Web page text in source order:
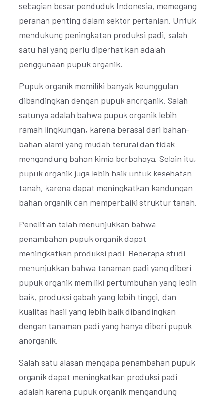
sebagian besar penduduk Indonesia, memegang
peranan penting dalam sektor pertanian. Untuk
mendukung peningkatan produksi padi, salah
satu hal yang perlu diperhatikan adalah
penggunaan pupuk organik.
Pupuk organik memiliki banyak keunggulan
dibandingkan dengan pupuk anorganik. Salah
satunya adalah bahwa pupuk organik lebih
ramah lingkungan, karena berasal dari bahan-
bahan alami yang mudah terurai dan tidak
mengandung bahan kimia berbahaya. Selain itu,
pupuk organik juga lebih baik untuk kesehatan
tanah, karena dapat meningkatkan kandungan
bahan organik dan memperbaiki struktur tanah.
Penelitian telah menunjukkan bahwa
penambahan pupuk organik dapat
meningkatkan produksi padi. Beberapa studi
menunjukkan bahwa tanaman padi yang diberi
pupuk organik memiliki pertumbuhan yang lebih
baik, produksi gabah yang lebih tinggi, dan
kualitas hasil yang lebih baik dibandingkan
dengan tanaman padi yang hanya diberi pupuk
anorganik.
Salah satu alasan mengapa penambahan pupuk
organik dapat meningkatkan produksi padi
adalah karena pupuk organik mengandung